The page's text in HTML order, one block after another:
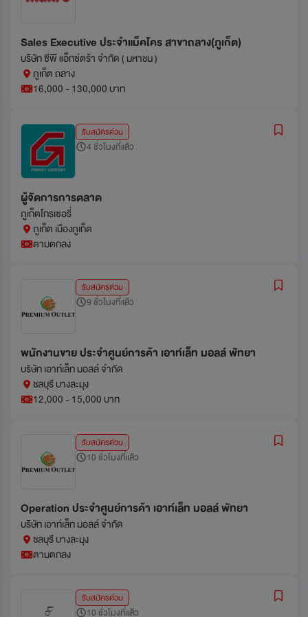
Sales Executive ประจำแม็คโคร สาขาถลาง(ภูเก็ต)
บริษัท ซีพี แอ็กซ์ตร้า จำกัด ( มหาชน )
ภูเก็ต ถลาง
16,000 - 130,000 บาท
รับสมัครด่วน
4 ชั่วโมงที่แล้ว
ผู้จัดการการตลาด
ภูเก็ตโกรเซอรี่
ภูเก็ต เมืองภูเก็ต
ตามตกลง
รับสมัครด่วน
9 ชั่วโมงที่แล้ว
พนักงานขาย ประจำศูนย์การค้า เอาท์เล็ท มอลล์ พัทยา
บริษัท เอาท์เล็ท มอลล์ จำกัด
ชลบุรี บางละมุง
12,000 - 15,000 บาท
รับสมัครด่วน
10 ชั่วโมงที่แล้ว
Operation ประจำศูนย์การค้า เอาท์เล็ท มอลล์ พัทยา
บริษัท เอาท์เล็ท มอลล์ จำกัด
ชลบุรี บางละมุง
ตามตกลง
รับสมัครด่วน
10 ชั่วโมงที่แล้ว